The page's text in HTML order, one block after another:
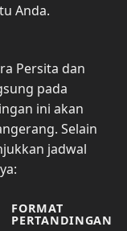
Anda.
Persita dan
pada
ini akan
Selain
jadwal
FORMAT
PERTANDINGAN